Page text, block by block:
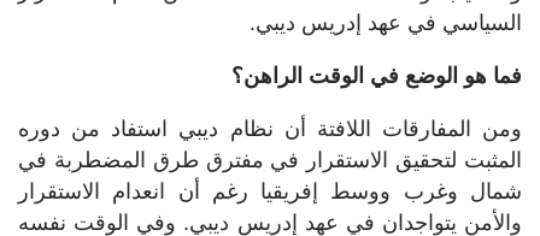
السياسي في عهد إدريس ديبي.
فما هو الوضع في الوقت الراهن؟
ومن المفارقات اللافتة أن نظام ديبي استفاد من دوره
المثبت لتحقيق الاستقرار في مفترق طرق المضطربة في
شمال وغرب ووسط إفريقيا رغم أن انعدام الاستقرار
والأمن يتواجدان في عهد إدريس ديبي. وفي الوقت نفسه